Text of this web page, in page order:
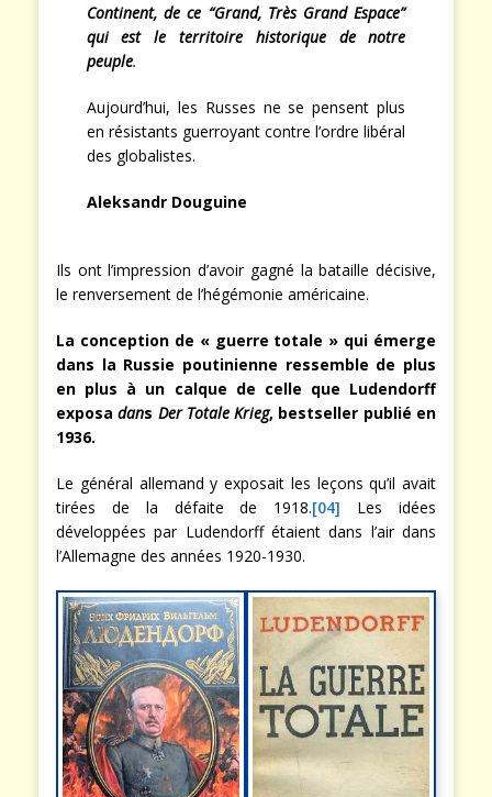
Continent, de ce “Grand, Très Grand Espace”
qui est le territoire historique de notre
peuple.
Aujourd’hui, les Russes ne se pensent plus
en résistants guerroyant contre l’ordre libéral
des globalistes.
Aleksandr Douguine
Ils ont l’impression d’avoir gagné la bataille décisive,
le renversement de l’hégémonie américaine.
La conception de « guerre totale » qui émerge
dans la Russie poutinienne ressemble de plus
en plus à un calque de celle que Ludendorff
exposadans Der Totale Krieg, bestseller publié en
1936.
Le général allemand y exposait les leçons qu’il avait
tirées de la défaite de 1918.[04] Les idées
développées par Ludendorff étaient dans l’air dans
l’Allemagne des années 1920-1930.